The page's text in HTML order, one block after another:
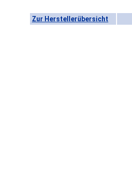
Zur Herstellerübersicht